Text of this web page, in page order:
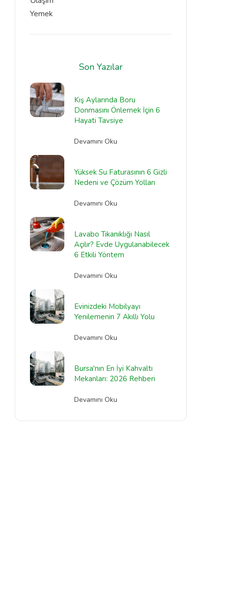
Yemek
Son Yazılar
Kış Aylarında Boru
Donmasını Önlemek İçin 6
Hayati Tavsiye
Devamını Oku
Yüksek Su Faturasının 6 Gizli
Nedeni ve Çözüm Yolları
Devamını Oku
Lavabo Tıkanıklığı Nasıl
Açılır? Evde Uygulanabilecek
6 Etkili Yöntem
Devamını Oku
Evinizdeki Mobilyayı
Yenilemenin 7 Akıllı Yolu
Devamını Oku
Bursa'nın En İyi Kahvaltı
Mekanları: 2026 Rehberi
Devamını Oku